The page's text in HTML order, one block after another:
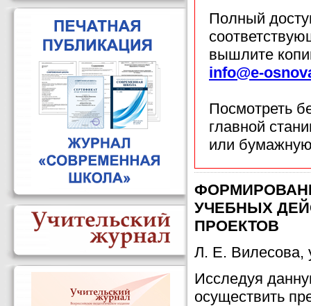
Полный
вышлите
info@e-
Посмотреть
главной
или
УЧЕБНЫХ
ПРОЕКТОВ
Л. Е.
Исследуя
осуществить